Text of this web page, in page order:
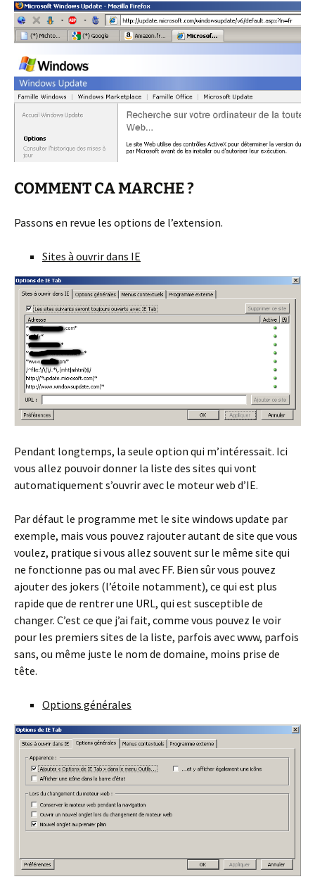
COMMENT CA MARCHE ?
Passons en revue les options de l’extension.
Sites à ouvrir dans IE
Pendant longtemps, la seule option qui m’intéressait. Ici
vous allez pouvoir donner la liste des sites qui vont
automatiquement s’ouvrir avec le moteur web d’IE.
Par défaut le programme met le site windows update par
exemple, mais vous pouvez rajouter autant de site que vous
voulez, pratique si vous allez souvent sur le même site qui
ne fonctionne pas ou mal avec FF. Bien sûr vous pouvez
ajouter des jokers (l’étoile notamment), ce qui est plus
rapide que de rentrer une URL, qui est susceptible de
changer. C’est ce que j’ai fait, comme vous pouvez le voir
pour les premiers sites de la liste, parfois avec www, parfois
sans, ou même juste le nom de domaine, moins prise de
tête.
Options générales